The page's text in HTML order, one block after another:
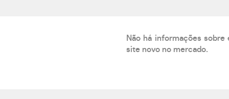
Não há informações
site novo no mercado.